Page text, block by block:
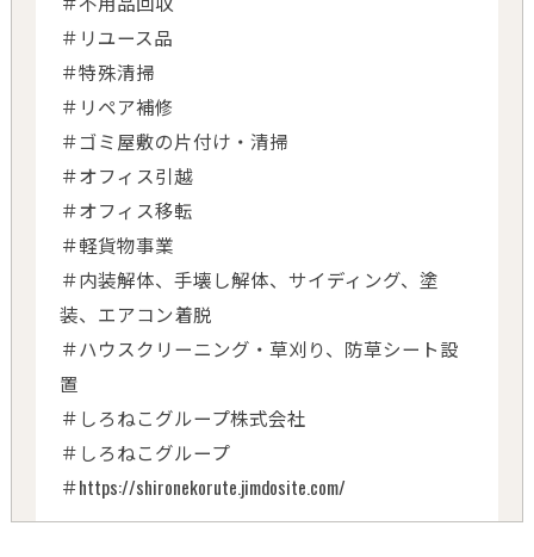
＃リユース品
＃特殊清掃
＃リペア補修
＃ゴミ屋敷の片付け・清掃
＃オフィス引越
＃オフィス移転
＃軽貨物事業
＃内装解体、手壊し解体、サイディング、塗
装、エアコン着脱
＃ハウスクリーニング・草刈り、防草シート設
置
＃しろねこグループ株式会社
＃しろねこグループ
＃https://shironekorute.jimdosite.com/